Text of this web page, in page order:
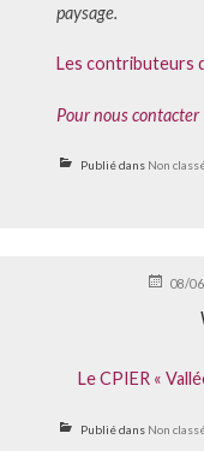
paysage.
Les contributeurs
Pour nous contacter
Publié dans Non
PUBLIÉ
08/
Le CPIER «
Publié dans Non